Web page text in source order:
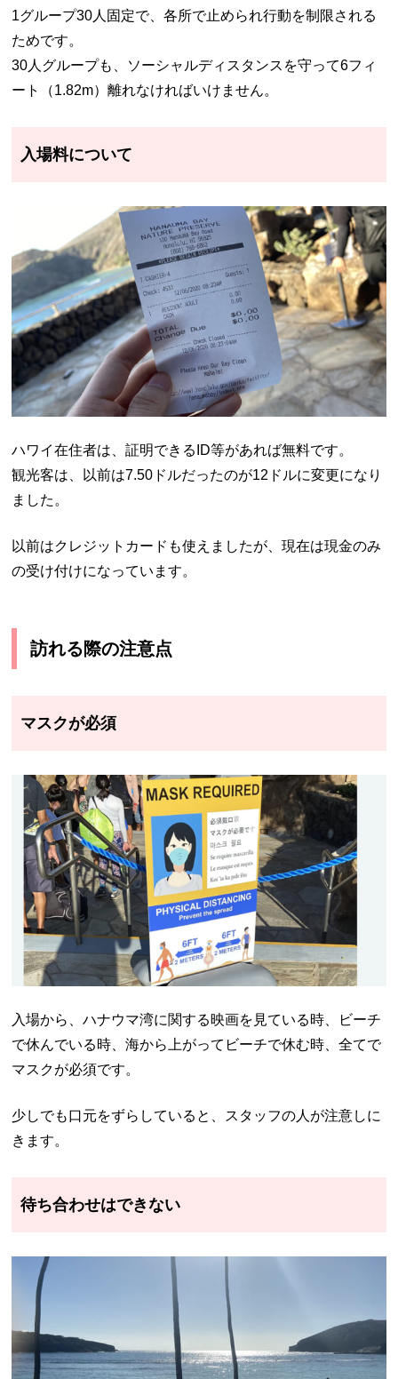
1グループ30人固定で、各所で止められ行動を制限される
ためです。
30人グループも、ソーシャルディスタンスを守って6フィ
ート（1.82m）離れなければいけません。
入場料について
ハワイ在住者は、証明できる ID等があれば無料です。
観光客は、以前は7.50 ドルだったのが12 ドルに変更になり
ました。
以前はクレジットカードも使えましたが、現在は現金のみ
の受け付けになっています。
訪れる際の注意点
マスクが必須
入場から、ハナウマ湾に関する映画を見ている時、ビーチ
で休んでいる時、海から上がってビーチで休む時、全てで
マスクが必須です。
少しでも口元をずらしていると、スタッフの人が注意しに
きます。
待ち合わせはできない